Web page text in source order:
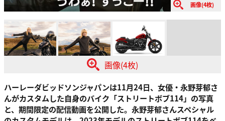
画像(4枚)
画像(4枚)
ハーレーダビッドソンジャパンは11月24日、女優・永野芽郁さ
んがカスタムした自身のバイク「ストリートボブ114」の写真
と、期間限定の配信動画を公開した。永野芽郁さんスペシャル